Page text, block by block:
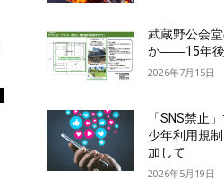
武蔵野公会
か――15年後
2026年7月15日
「SNS禁止
少年利用規
加して
2026年5月19日